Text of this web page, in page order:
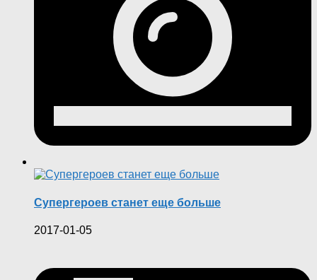
Супергероев станет еще больше
2017-01-05